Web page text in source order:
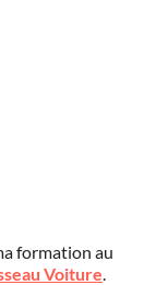
formation au
Voiture.